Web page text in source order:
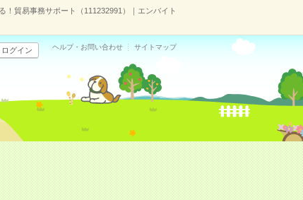
！貿易事務サポート（111232991）｜エンバイト
ログイン ヘルプ・お問い合わせ サイトマップ